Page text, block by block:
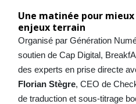
Une matinée pour
enjeux terrain
Organisé par Génération
soutien de Cap Digital,
des experts en prise directe
Florian Stègre, CEO de
de traduction et sous-titrage